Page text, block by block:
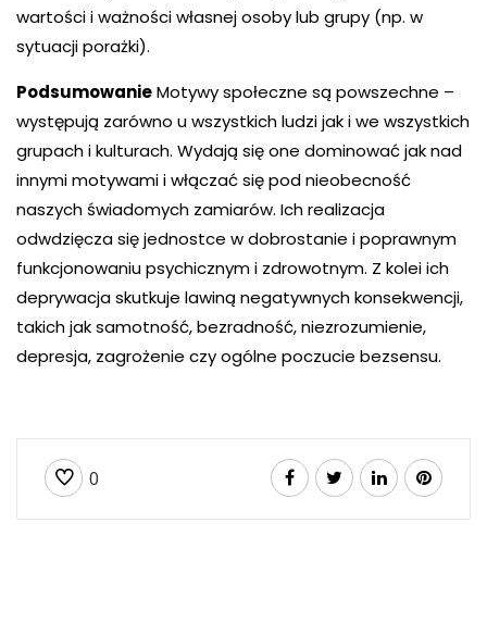
wartości i ważności własnej osoby lub grupy (np. w
sytuacji porażki).
PodsumowanieMotywy społeczne są powszechne –
występują zarówno u wszystkich ludzi jak i we wszystkich
grupach i kulturach. Wydają się one dominować jak nad
innymi motywami i włączać się pod nieobecność
naszych świadomych zamiarów. Ich realizacja
odwdzięcza się jednostce w dobrostanie i poprawnym
funkcjonowaniu psychicznym i zdrowotnym. Z kolei ich
deprywacja skutkuje lawiną negatywnych konsekwencji,
takich jak samotność, bezradność, niezrozumienie,
depresja, zagrożenie czy ogólne poczucie bezsensu.
0